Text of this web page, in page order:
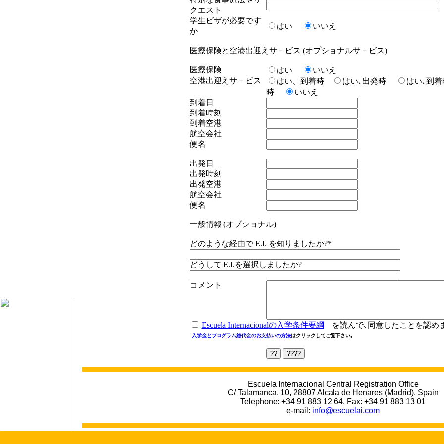
クエスト
学生ビザが必要です
か
はい いいえ
医療保険と空港出迎えサ－ビス (オプショナルサ－ビス)
医療保険 はい
いいえ
空港出迎えサ－ビス
はい、到着時 はい､出発時
はい､到
時
いいえ
到着日
到着時刻
到着空港
航空会社
便名
出発日
出発時刻
出発空港
航空会社
便名
一般情報 (オプショナル)
どのような経由でE.I. を知りましたか?*
どうして E.I.を選択しましたか?
コメント
Escuela Internacionalの入学条件要綱 を読んで､同意したことを認め
入学金とプログラム総代金のお支払いの方法はクリックしてご覧下さい｡
Escuela Internacional Central Registration Office
C/ Talamanca, 10, 28807 Alcala de Henares (Madrid), Spain
Telephone: +34 91 883 12 64, Fax: +34 91 883 13 01
e-mail: info@escuelai.com